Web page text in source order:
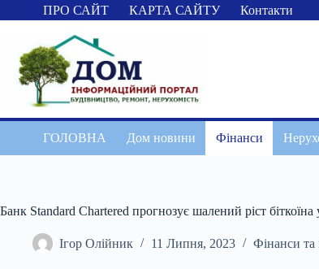
Перейти
до
ПРО САЙТ КАРТА САЙТУ Контакти
ГОЛОВНА Дом новини Фінанси
Банк Standard Chartered прогнозує шалений ріст
Ігор Олійник 11 Липня, 2023 Фінанси та